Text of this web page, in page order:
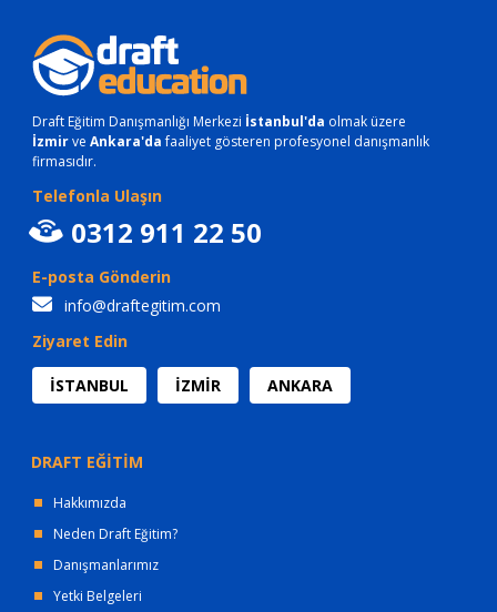
Draft Eğitim Danışmanlığı Merkezi İstanbul'da olmak üzere
İzmirve Ankara'dafaaliyet gösteren profesyonel danışmanlık
firmasıdır.
Telefonla Ulaşın
0312 911 22 50
E-posta Gönderin
info@draftegitim.com
Ziyaret Edin
İSTANBUL İZMİR ANKARA
DRAFT EĞİTİM
Hakkımızda
Neden Draft Eğitim?
Danışmanlarımız
Yetki Belgeleri